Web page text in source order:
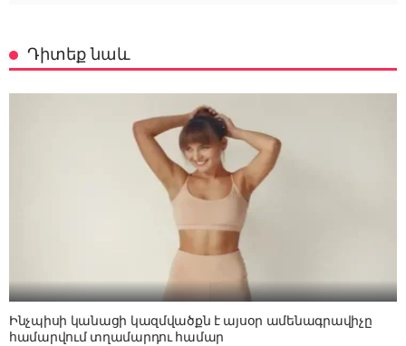
Դիտեք նաև
Ինչպիսի կանացի կազմվածքն է այսօր ամենագրավիչը
համարվում տղամարդու համար